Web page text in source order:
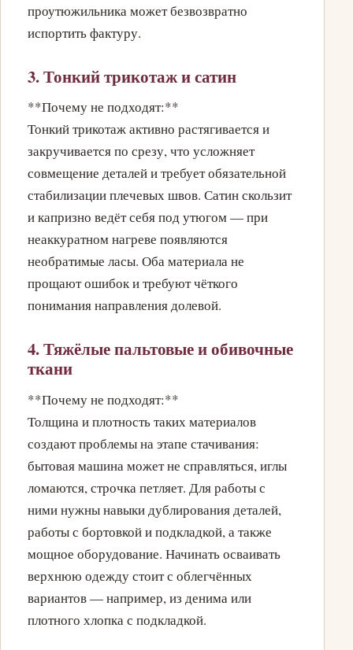
проутюжильника может безвозвратно
испортить фактуру.
3. Тонкий трикотаж и сатин
**Почему не подходят:**
Тонкий трикотаж активно растягивается и
закручивается по срезу, что усложняет
совмещение деталей и требует обязательной
стабилизации плечевых швов. Сатин скользит
и капризно ведёт себя под утюгом — при
неаккуратном нагреве появляются
необратимые ласы. Оба материала не
прощают ошибок и требуют чёткого
понимания направления долевой.
4. Тяжёлые пальтовые и обивочные
ткани
**Почему не подходят:**
Толщина и плотность таких материалов
создают проблемы на этапе стачивания:
бытовая машина может не справляться, иглы
ломаются, строчка петляет. Для работы с
ними нужны навыки дублирования деталей,
работы с бортовкой и подкладкой, а также
мощное оборудование. Начинать осваивать
верхнюю одежду стоит с облегчённых
вариантов — например, из денима или
плотного хлопка с подкладкой.